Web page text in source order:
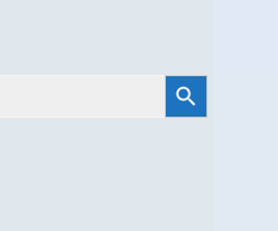
Botón de búsqueda